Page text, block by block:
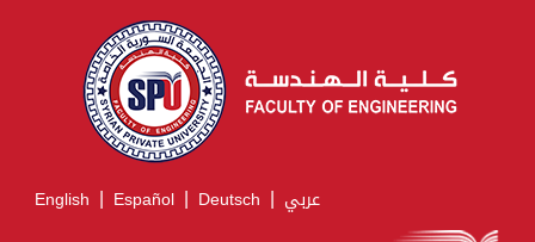
English | Español | Deutsch | عربي